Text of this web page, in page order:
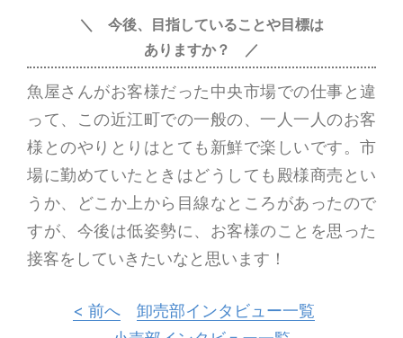
＼ 今後、目指していることや目標は
ありますか？ ／
魚屋さんがお客様だった中央市場での仕事と違
って、この近江町での一般の、一人一人のお客
様とのやりとりはとても新鮮で楽しいです。市
場に勤めていたときはどうしても殿様商売とい
うか、どこか上から目線なところがあったので
すが、今後は低姿勢に、お客様のことを思った
接客をしていきたいなと思います！
< 前へ
卸売部インタビュー一覧